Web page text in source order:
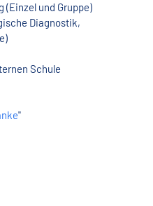
und Gruppe)
Diagnostik,
Schule
"